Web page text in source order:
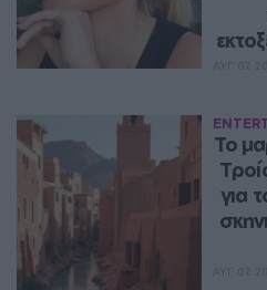
Το
για